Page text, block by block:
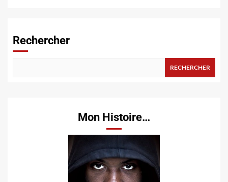
Rechercher
RECHERCHER
Mon Histoire…